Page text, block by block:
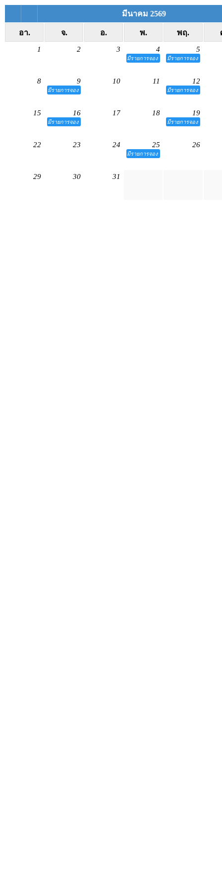
มีนาคม 2569
อา. จ. อ. พ. พฤ.
1 2 3 4
มีรายการจอง
5
มีรายการจอง
8 9
มีรายการจอง
10 11 12
มีรายการจอง
15 16
มีรายการจอง
17 18 19
มีรายการจอง
22 23 24 25
มีรายการจอง
26
29 30 31